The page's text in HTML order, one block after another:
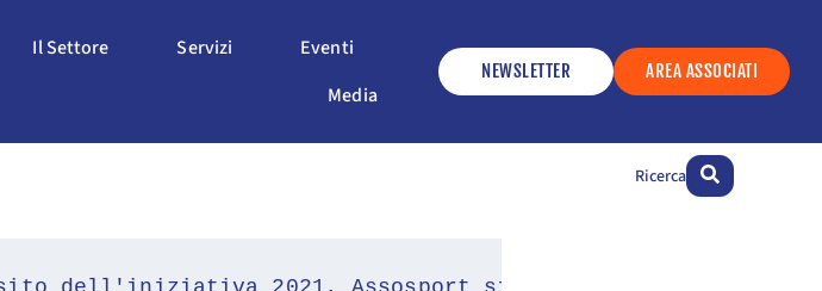
Gli Associati
Il Settore Apri Il Settore
Servizi Apri ServiziEventi
Media Apri Media
NEWSLETTER AREA ASSOCIATI
Ricerca